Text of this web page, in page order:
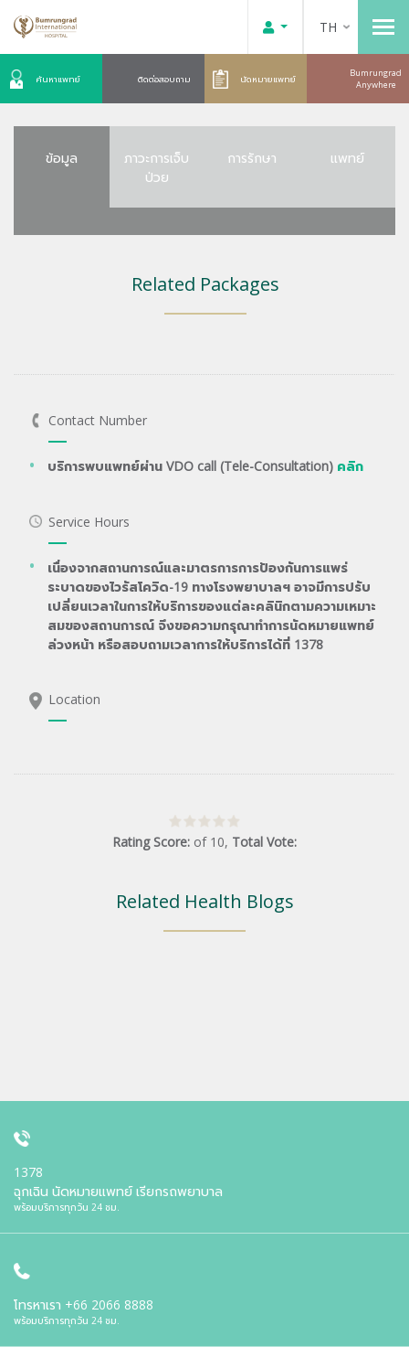
TH
ค้นหาแพทย์ ติดต่อสอบถาม นัดหมายแพทย์
Bumrungrad
Anywhere
ข้อมูล
ภาวะการเจ็บ
ป่วย
การรักษา แพทย์
Related Packages
Contact Number
บริการพบแพทย์ผ่าน VDO call (Tele-Consultation) คลิก
Service Hours
เนื่องจากสถานการณ์และมาตรการการป้องกันการแพร่
ระบาดของไวรัสโควิด-19 ทางโรงพยาบาลฯ อาจมีการปรับ
เปลี่ยนเวลาในการให้บริการของแต่ละคลินิกตามความเหมาะ
สมของสถานการณ์ จึงขอความกรุณาทำการนัดหมายแพทย์
ล่วงหน้า หรือสอบถามเวลาการให้บริการได้ที่ 1378
Location
Rating Score: of 10, Total Vote:
Related Health Blogs
1378
ฉุกเฉิน นัดหมายแพทย์ เรียกรถพยาบาล
พร้อมบริการทุกวัน 24 ชม.
โทรหาเรา +66 2066 8888
พร้อมบริการทุกวัน 24 ชม.